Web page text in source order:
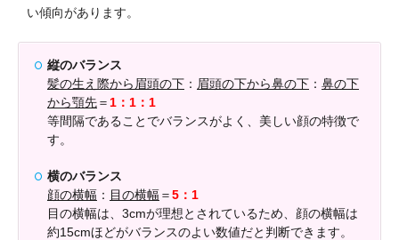
い傾向があります。
縦のバランス
髪の生え際から眉頭の下 ： 眉頭の下から鼻の下 ： 鼻の下
から顎先＝ 1：1：1
等間隔であることでバランスがよく、美しい顔の特徴で
す。
横のバランス
顔の横幅 ： 目の横幅＝5：1
目の横幅は、3cmが理想とされているため、顔の横幅は
約15cmほどがバランスのよい数値だと判断できます。